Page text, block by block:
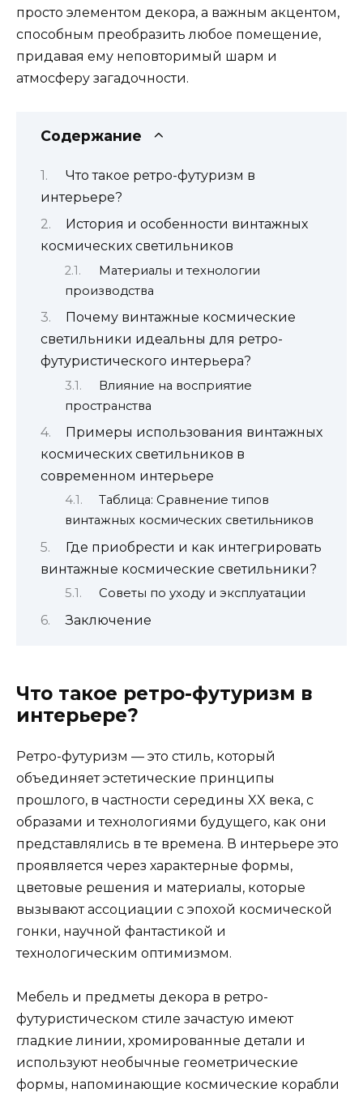
просто элементом декора, а важным акцентом,
способным преобразить любое помещение,
придавая ему неповторимый шарм и
атмосферу загадочности.
Содержание
Что такое ретро-футуризм в
интерьере?
История и особенности винтажных
космических светильников
Материалы и технологии
производства
Почему винтажные космические
светильники идеальны для ретро-
футуристического интерьера?
Влияние на восприятие
пространства
Примеры использования винтажных
космических светильников в
современном интерьере
Таблица: Сравнение типов
винтажных космических светильников
Где приобрести и как интегрировать
винтажные космические светильники?
Советы по уходу и эксплуатации
Заключение
Что такое ретро-футуризм в
интерьере?
Ретро-футуризм — это стиль, который
объединяет эстетические принципы
прошлого, в частности середины XX века, с
образами и технологиями будущего, как они
представлялись в те времена. В интерьере это
проявляется через характерные формы,
цветовые решения и материалы, которые
вызывают ассоциации с эпохой космической
гонки, научной фантастикой и
технологическим оптимизмом.
Мебель и предметы декора в ретро-
футуристическом стиле зачастую имеют
гладкие линии, хромированные детали и
используют необычные геометрические
формы, напоминающие космические корабли